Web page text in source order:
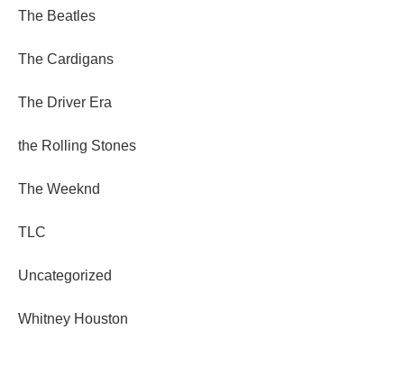
The Beatles
The Cardigans
The Driver Era
the Rolling Stones
The Weeknd
TLC
Uncategorized
Whitney Houston